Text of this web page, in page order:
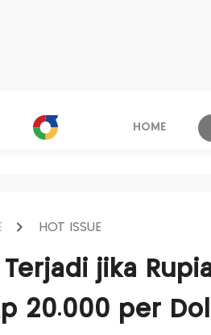
HOME
HOT ISSUE
jika
20.000 per